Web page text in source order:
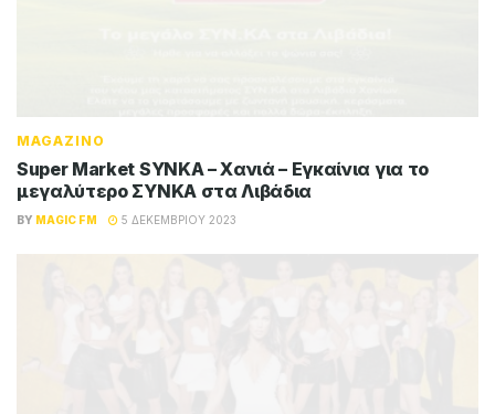
MAGAZINO
Super Market SYNKA – Χανιά – Εγκαίνια για το
μεγαλύτερο ΣΥΝΚΑ στα Λιβάδια
BY MAGIC FM 5 ΔΕΚΕΜΒΡΊΟΥ 2023